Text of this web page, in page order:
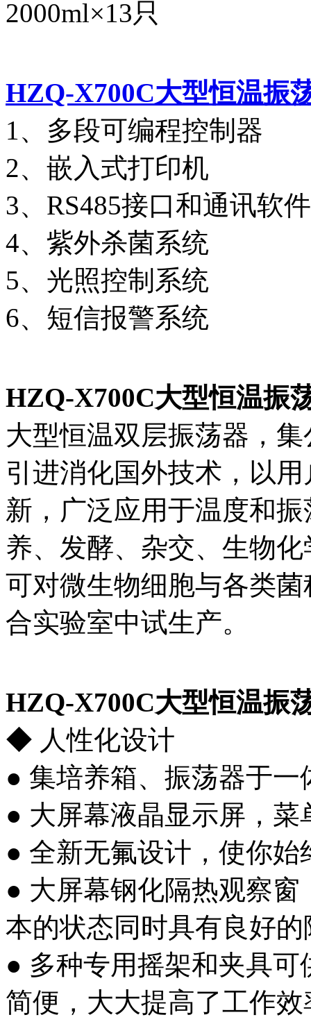
2000ml×13只
HZQ-X700C大型恒温振
1、多段可编程控制器
2、嵌入式打印机
3、RS485接口和通讯软件
4、紫外杀菌系统
5、光照控制系统
6、短信报警系统
HZQ-X700C大型恒温振
大型恒温双层振荡器，
引进消化国外技术，以
新，广泛应用于温度和
养、发酵、杂交、生物
可对微生物细胞与各类
合实验室中试生产。
HZQ-X700C大型恒温振
◆ 人性化设计
● 集培养箱、振荡器于
● 大屏幕液晶显示屏，
● 全新无氟设计，使你
● 大屏幕钢化隔热观察
本的状态同时具有良好
● 多种专用摇架和夹具
简便，大大提高了工作效